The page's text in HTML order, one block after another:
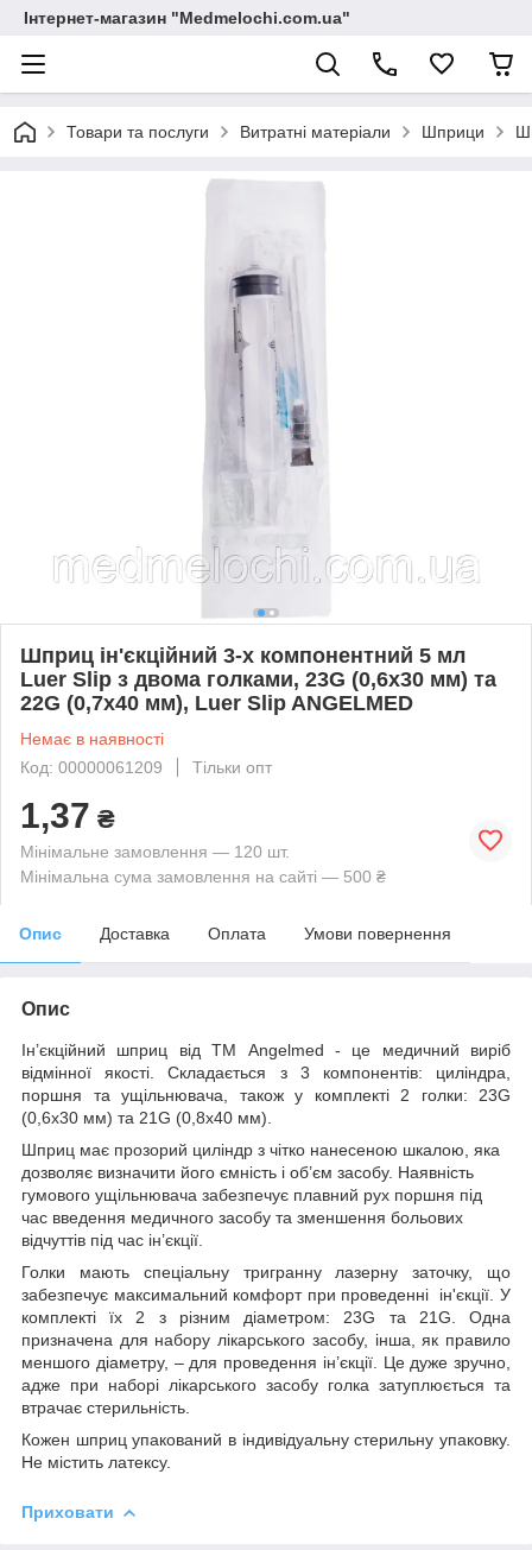
Інтернет-магазин "Medmelochi.com.ua"
Товари та послуги Витратні матеріали Шприци
Шприц ін'єкційний 3-х компонентний 5 мл
Luer Slip з двома голками, 23G (0,6x30 мм) та
22G (0,7x40 мм), Luer Slip ANGELMED
Немає в наявності
Код: 00000061209
Тільки опт
1,37 ₴
Мінімальне замовлення — 120 шт.
Мінімальна сума замовлення на сайті — 500 ₴
Опис Доставка Оплата Умови повернення
Опис
Ін’єкційний шприц від ТМ Angelmed - це медичний виріб
відмінної якості. Складається з 3 компонентів: циліндра,
поршня та ущільнювача, також у комплекті 2 голки: 23G
(0,6x30 мм) та 21G (0,8x40 мм).
Шприц має прозорий циліндр з чітко нанесеною шкалою, яка
дозволяє визначити його ємність і об’єм засобу. Наявність
гумового ущільнювача забезпечує плавний рух поршня під
час введення медичного засобу та зменшення больових
відчуттів під час ін’єкції.
Голки мають спеціальну тригранну лазерну заточку, що
забезпечує максимальний комфорт при проведенні ін'єкції. У
комплекті їх 2 з різним діаметром: 23G та 21G. Одна
призначена для набору лікарського засобу, інша, як правило
меншого діаметру, – для проведення ін’єкції. Це дуже зручно,
адже при наборі лікарського засобу голка затуплюється та
втрачає стерильність.
Кожен шприц упакований в індивідуальну стерильну упаковку.
Не містить латексу.
Приховати